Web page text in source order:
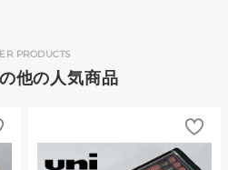
他の人気商品
PRODUCTS